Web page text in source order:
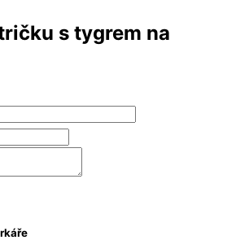
s tygrem na